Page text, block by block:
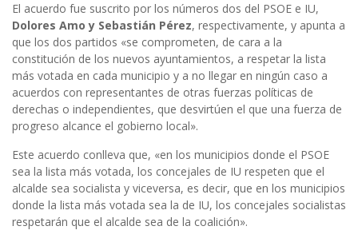
El acuerdo fue suscrito por los números dos del PSOE e IU,
Dolores Amo y Sebastián Pérez, respectivamente, y apunta a
que los dos partidos «se comprometen, de cara a la
constitución de los nuevos ayuntamientos, a respetar la lista
más votada en cada municipio y a no llegar en ningún caso a
acuerdos con representantes de otras fuerzas políticas de
derechas o independientes, que desvirtúen el que una fuerza de
progreso alcance el gobierno local».
Este acuerdo conlleva que, «en los municipios donde el PSOE
sea la lista más votada, los concejales de IU respeten que el
alcalde sea socialista y viceversa, es decir, que en los municipios
donde la lista más votada sea la de IU, los concejales socialistas
respetarán que el alcalde sea de la coalición».